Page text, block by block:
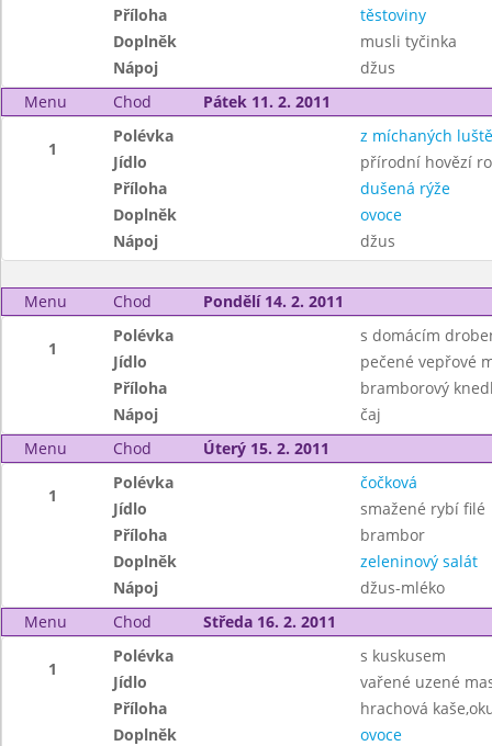
Příloha
těstoviny
Doplněk
musli tyčinka
Nápoj
džus
Menu
Chod Pátek 11. 2. 2011
1
Polévka
z míchaných
Jídlo
přírodní hovězí
Příloha
dušená rýže
Doplněk
ovoce
Nápoj
džus
Menu Chod Pondělí 14. 2. 2011
1
Polévka
s domácím
Jídlo
pečené vepřové
Příloha
bramborový
Nápoj
čaj
Menu
Chod Úterý 15. 2. 2011
1
Polévka
čočková
Jídlo
smažené rybí filé
Příloha
brambor
Doplněk
zeleninový salát
Nápoj
džus-mléko
Menu
Chod Středa 16. 2. 2011
1
Polévka
s kuskusem
Jídlo
vařené uzené
Příloha
hrachová
Doplněk
ovoce